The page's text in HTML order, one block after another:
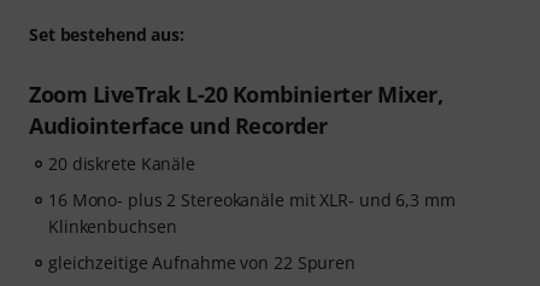
Set bestehend aus:
Zoom LiveTrak L-20 Kombinierter Mixer,
Audiointerface und Recorder
20 diskrete Kanäle
16 Mono- plus 2 Stereokanäle mit XLR- und 6,3 mm
Klinkenbuchsen
gleichzeitige Aufnahme von 22 Spuren